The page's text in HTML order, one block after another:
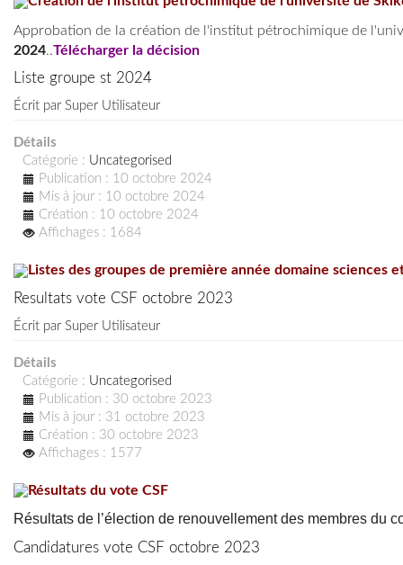
Approbation de la création de l'institut pétrochimique de
2024..Télécharger la décision
Liste groupe st 2024
Écrit par Super Utilisateur
Détails
Catégorie : Uncategorised
Publication : 10 octobre 2024
Mis à jour : 10 octobre 2024
Création : 10 octobre 2024
Affichages : 1684
Listes des groupes de première année domaine
Resultats vote CSF octobre 2023
Écrit par Super Utilisateur
Détails
Catégorie : Uncategorised
Publication : 30 octobre 2023
Mis à jour : 31 octobre 2023
Création : 30 octobre 2023
Affichages : 1577
Résultats du vote CSF
Résultats de l’élection de renouvellement des membres du
Candidatures vote CSF octobre 2023